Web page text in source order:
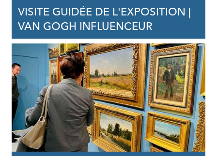
VISITE GUIDÉE DE L'EXPOSITION |
VAN GOGH INFLUENCEUR